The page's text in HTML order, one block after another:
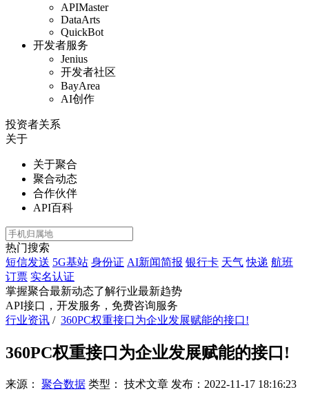
APIMaster
DataArts
QuickBot
开发者服务
Jenius
开发者社区
BayArea
AI创作
投资者关系
关于
关于聚合
聚合动态
合作伙伴
API百科
热门搜索
短信发送 5G基站 身份证 AI新闻简报 银行卡 天气 快递 航班
订票 实名认证
掌握聚合最新动态了解行业最新趋势
API接口，开发服务，免费咨询服务
行业资讯 / 360PC权重接口为企业发展赋能的接口!
360PC权重接口为企业发展赋能的接口!
来源： 聚合数据 类型： 技术文章 发布： 2022-11-17 18:16:23